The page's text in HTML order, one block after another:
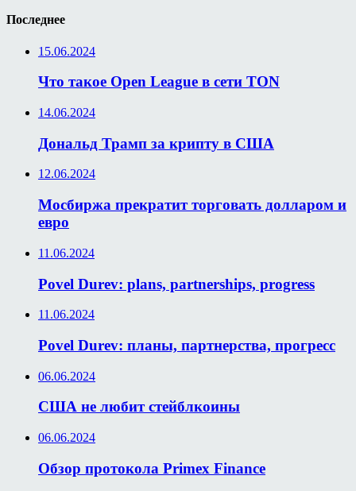
Последнее
15.06.2024
Что такое Open League в сети TON
14.06.2024
Дональд Трамп за крипту в США
12.06.2024
Мосбиржа прекратит торговать долларом и
евро
11.06.2024
Povel Durev: plans, partnerships, progress
11.06.2024
Povel Durev: планы, партнерства, прогресс
06.06.2024
США не любит стейблкоины
06.06.2024
Обзор протокола Primex Finance